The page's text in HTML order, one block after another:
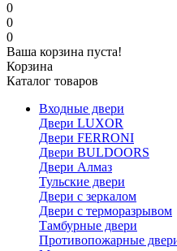
0
0
0
Ваша корзина пуста!
Корзина
Каталог товаров
Входные двери
Двери LUXOR
Двери FERRONI
Двери BULDOORS
Двери Алмаз
Тульские двери
Двери с зеркалом
Двери с терморазрывом
Тамбурные двери
Противопожарные